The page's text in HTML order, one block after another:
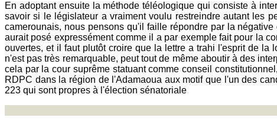
En adoptant ensuite la méthode téléologique qui consiste à
savoir si le législateur a vraiment voulu restreindre autant les
camerounais, nous pensons qu'il faille répondre par la
aurait posé expressément comme il a par exemple fait pour la
ouvertes, et il faut plutôt croire que la lettre a trahi l'esprit de la
n'est pas très remarquable, peut tout de même aboutir à des
cela par la cour suprême statuant comme conseil
RDPC dans la région de l'Adamaoua aux motif que l'un des
223 qui sont propres à l'élection sénatoriale